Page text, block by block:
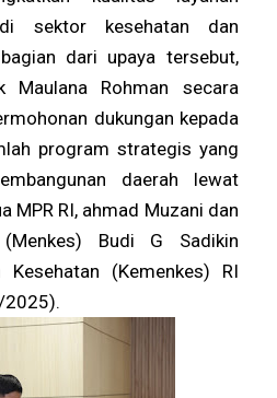
sektor kesehatan dan
dari upaya tersebut,
Maulana Rohman secara
dukungan kepada
program strategis yang
daerah lewat
MPR RI, ahmad Muzani dan
Budi G Sadikin
Kesehatan (Kemenkes) RI
2025).